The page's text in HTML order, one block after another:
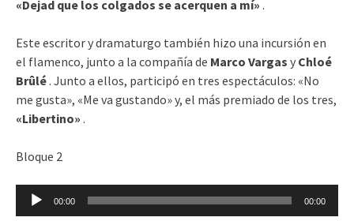
«Dejad que los colgados se acerquen a mí» .
Este escritor y dramaturgo también hizo una incursión en
el flamenco, junto a la compañía de Marco Vargas y Chloé
Brûlé. Junto a ellos, participó en tres espectáculos: «No
me gusta», «Me va gustando» y, el más premiado de los tres,
«Libertino» .
Bloque 2
Reproductor
de
00:00 00:00